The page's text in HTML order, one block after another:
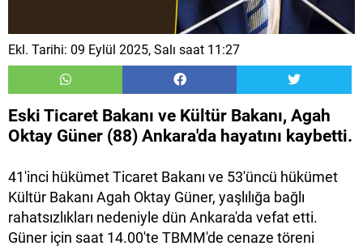
Ekl. Tarihi: 09 Eylül 2025, Salı saat 11:27
Eski Ticaret Bakanı ve Kültür Bakanı, Agah
Oktay Güner (88) Ankara'da hayatını kaybetti.
41'inci hükümet Ticaret Bakanı ve 53'üncü hükümet
Kültür Bakanı Agah Oktay Güner, yaşlılığa bağlı
rahatsızlıkları nedeniyle dün Ankara'da vefat etti.
Güner için saat 14.00'te TBMM'de cenaze töreni